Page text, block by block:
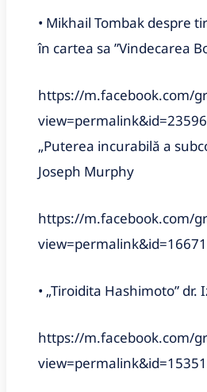
• Mikhail Tombak despre
în cartea sa ”Vindecarea
https://m.facebook.com/
„Puterea incurabilă a
Joseph Murphy
https://m.facebook.com/
• „Tiroidita Hashimoto” dr.
https://m.facebook.com/